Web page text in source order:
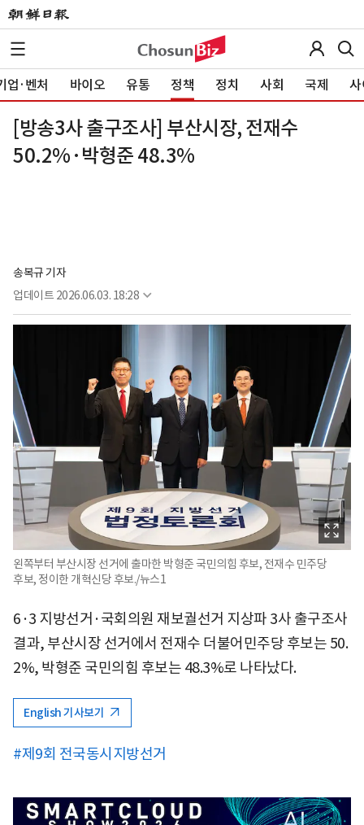
업·벤처 바이오 유통 정책 정치 사회 국제 사
[방송3사 출구조사] 부산시장, 전재수
50.2%·박형준 48.3%
송복규 기자
업데이트 2026.06.03. 18:28
왼쪽부터 부산시장 선거에 출마한 박형준 국민의힘 후보, 전재수 민주당
후보, 정이한 개혁신당 후보./뉴스1
6·3 지방선거·국회의원 재보궐선거 지상파 3사 출구조사
결과, 부산시장 선거에서 전재수 더불어민주당 후보는 50.
2%, 박형준 국민의힘 후보는 48.3%로 나타났다.
English 기사보기
#제9회 전국동시지방선거